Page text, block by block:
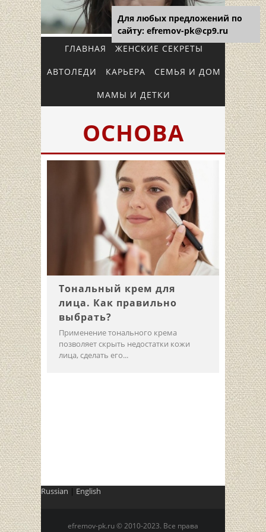
ГЛАВНАЯ ЖЕНСКИЕ СЕКРЕТЫ
АВТОЛЕДИ КАРЬЕРА СЕМЬЯ И ДОМ
МАМЫ И ДЕТКИ
ОСНОВА
Тональный крем для
лица. Как правильно
выбрать?
Применение тонального крема
позволяет скрыть недостатки кожи
лица, сделать его...
Russian | English
efremov-pk.ru © 2010-2023. Все права
Для любых предложений по
сайту: efremov-pk@cp9.ru